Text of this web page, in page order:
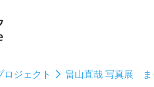
ロジェクト 畠山直哉 写真展 ま